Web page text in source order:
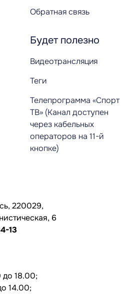
Обратная связь
Будет полезно
Видеотрансляция
Теги
Телепрограмма «Спорт
ТВ» (Канал доступен
через кабельных
операторов на 11-й
кнопке)
220029,
6
13
до 18.00;
14.00;